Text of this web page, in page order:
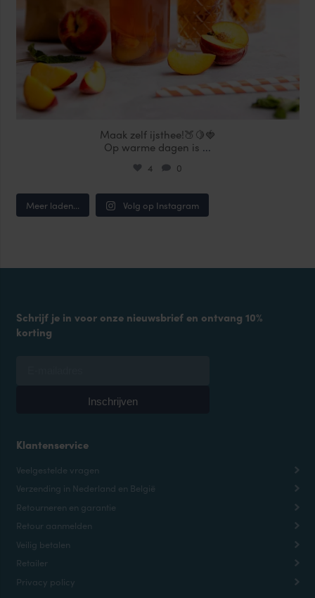
Maak zelf ijsthee!🍑🍋🍓
Op warme dagen is ...
4 0
Meer laden... Volg op Instagram
Klantenservice
Veelgestelde vragen
Verzending in Nederland en België
Retourneren en garantie
Retour aanmelden
Veilig betalen
Retailer
Privacy policy
Schrijf je in voor onze nieuwsbrief en ontvang 10%
korting